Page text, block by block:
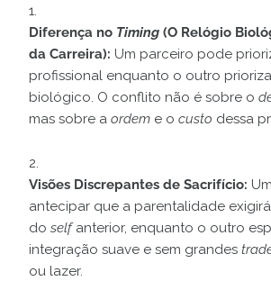
Diferença no Timing (O Relógio
da Carreira): Um parceiro pode
profissional enquanto o outro
biológico. O conflito não é sobre o
mas sobre a ordem e o custo dessa
Visões Discrepantes de Sacrifício:
antecipar que a parentalidade
do selfanterior, enquanto o outro
integração suave e sem grandes
ou lazer.